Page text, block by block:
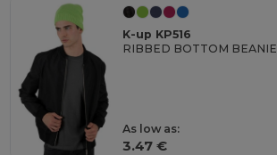
K-up KP516
RIBBED BOTTOM BEANIE
As low as:
3.47 €